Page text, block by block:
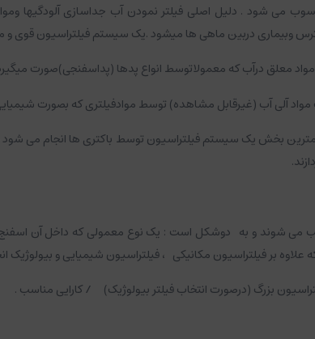
می شود . دلیل اصلی فیلتر نمودن آب جداسازی آلودگیها
وبیماری دربین ماهی ها میشود .یک سیستم فیلتراسیون
معلق درآب که معمولاتوسط انواع پدها (پداسفنجی)صورت
آلی آب (غیرقابل مشاهده) توسط موادفیلتری که بصورت
بخش یک سیستم فیلتراسیون توسط باکتری ها انجام می شود در
می شوند و به دوشکل است : یک نوع معمولی که داخل آن اسفنج
بر فیلتراسیون مکانیکی ، فیلتراسیون شیمیایی و بیولوژیک
بزرگ (درصورت انتخاب فیلتر بیولوژیک) / کارایی مناسب .